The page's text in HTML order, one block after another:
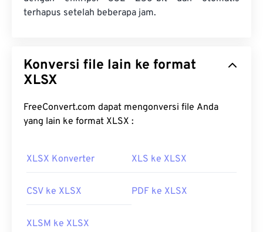
terhapus setelah beberapa jam.
Konversi file lain ke format
XLSX
FreeConvert.com dapat mengonversi file Anda
yang lain ke format XLSX :
XLSX Konverter XLS ke XLSX
CSV ke XLSX PDF ke XLSX
XLSM ke XLSX